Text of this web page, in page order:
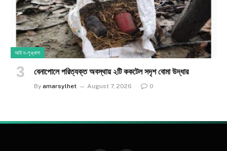
আইন-শৃঙ্খলা
​বেনাপোলে পরিত্যক্ত অবস্থায় ২টি ককটেল সদৃশ বোমা উদ্ধার
By amarsylhet August 7, 2026 0